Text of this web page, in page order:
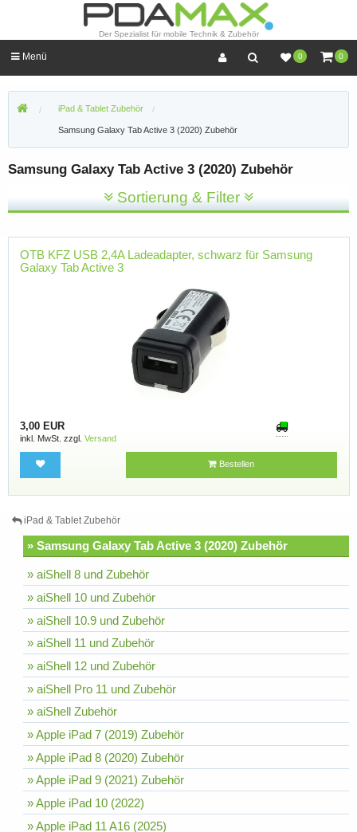
Der Spezialist für mobile Technik & Zubehör
0 0
Menü
iPad & Tablet Zubehör
Samsung Galaxy Tab Active 3 (2020) Zubehör
Samsung Galaxy Tab Active 3 (2020) Zubehör
Sortierung & Filter
OTB KFZ USB 2,4A Ladeadapter, schwarz für Samsung
Galaxy Tab Active 3
3,00 EUR
inkl. MwSt. zzgl. Versand
Bestellen
iPad & Tablet Zubehör
» Samsung Galaxy Tab Active 3 (2020) Zubehör
» aiShell 8 und Zubehör
» aiShell 10 und Zubehör
» aiShell 10.9 und Zubehör
» aiShell 11 und Zubehör
» aiShell 12 und Zubehör
» aiShell Pro 11 und Zubehör
» aiShell Zubehör
» Apple iPad 7 (2019) Zubehör
» Apple iPad 8 (2020) Zubehör
» Apple iPad 9 (2021) Zubehör
» Apple iPad 10 (2022)
» Apple iPad 11 A16 (2025)